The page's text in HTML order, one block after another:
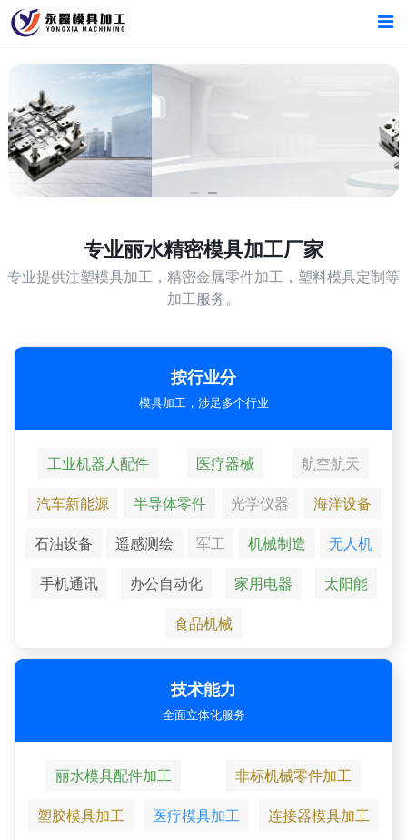
首页
产品中心
新闻中心
首页
产品中心
新闻中心
专业丽水精密模具加工厂家
专业提供注塑模具加工，精密金属零件加工，塑料模具定制等
加工服务。
按行业分
模具加工，涉足多个行业
工业机器人配件 医疗器械
航空航天
汽车新能源
半导体零件 光学仪器
海洋设备
石油设备
遥感测绘 军工 机械制造
无人机
手机通讯
办公自动化 家用电器
太阳能
食品机械
技术能力
全面立体化服务
丽水模具配件加工
非标机械零件加工
塑胶模具加工
医疗模具加工
连接器模具加工